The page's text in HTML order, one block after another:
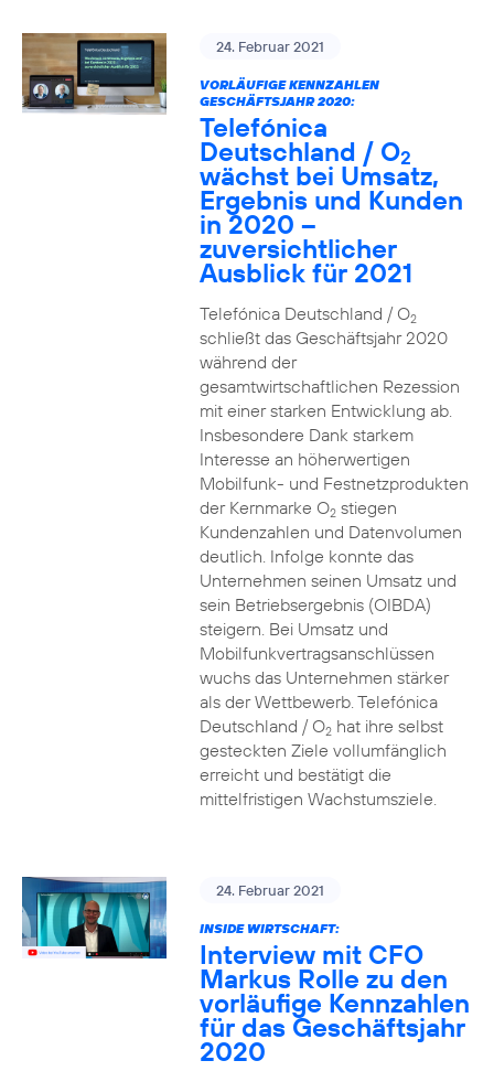
24. Februar 2021
VORLÄUFIGE KENNZAHLEN
GESCHÄFTSJAHR 2020:
Telefónica
Deutschland / O2
wächst bei Umsatz,
Ergebnis und Kunden
in 2020 –
zuversichtlicher
Ausblick für 2021
Telefónica Deutschland / O2
schließt das Geschäftsjahr 2020
während der
gesamtwirtschaftlichen Rezession
mit einer starken Entwicklung ab.
Insbesondere Dank starkem
Interesse an höherwertigen
Mobilfunk- und Festnetzprodukten
der Kernmarke O2stiegen
Kundenzahlen und Datenvolumen
deutlich. Infolge konnte das
Unternehmen seinen Umsatz und
sein Betriebsergebnis (OIBDA)
steigern. Bei Umsatz und
Mobilfunkvertragsanschlüssen
wuchs das Unternehmen stärker
als der Wettbewerb. Telefónica
Deutschland / O2hat ihre selbst
gesteckten Ziele vollumfänglich
erreicht und bestätigt die
mittelfristigen Wachstumsziele.
24. Februar 2021
INSIDE WIRTSCHAFT:
Interview mit CFO
Markus Rolle zu den
vorläufige Kennzahlen
für das Geschäftsjahr
2020